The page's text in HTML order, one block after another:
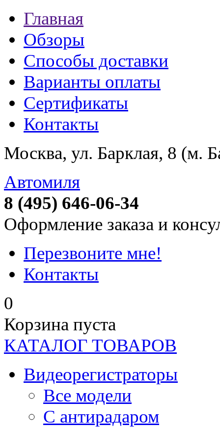
Главная
Обзоры
Способы доставки
Варианты оплаты
Сертификаты
Контакты
Москва, ул. Барклая, 8 (м.
Автомиля
8 (495) 646-06-34
Оформление заказа и
Перезвоните мне!
Контакты
0
Корзина пуста
КАТАЛОГ ТОВАРОВ
Видеорегистраторы
Все модели
C антирадаром